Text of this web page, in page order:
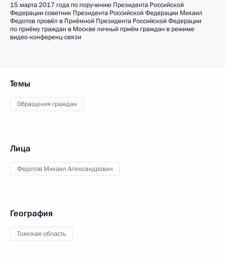
15 марта 2017 года по поручению Президента Российской
Федерации советник Президента Российской Федерации Михаил
Федотов провёл в Приёмной Президента Российской Федерации
по приёму граждан в Москве личный приём граждан в режиме
видео-конференц-связи
Темы
Обращения граждан
Лица
Федотов Михаил Александрович
География
Томская область